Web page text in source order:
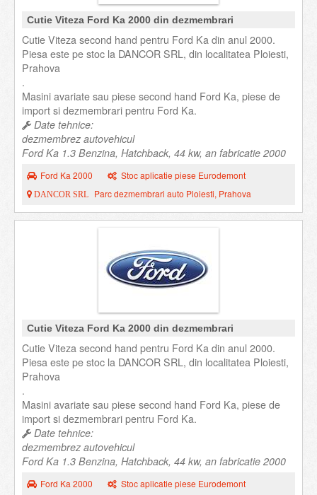
Cutie Viteza Ford Ka 2000 din dezmembrari
Cutie Viteza second hand pentru Ford Ka din anul 2000.
Piesa este pe stoc la DANCOR SRL, din localitatea Ploiesti,
Prahova
.
Masini avariate sau piese second hand Ford Ka, piese de
import si dezmembrari pentru Ford Ka.
Date tehnice:
dezmembrez autovehicul
Ford Ka 1.3 Benzina, Hatchback, 44 kw, an fabricatie 2000
Ford Ka 2000 Stoc aplicatie piese Eurodemont
DANCOR SRL Parc dezmembrari auto Ploiesti, Prahova
Cutie Viteza Ford Ka 2000 din dezmembrari
Cutie Viteza second hand pentru Ford Ka din anul 2000.
Piesa este pe stoc la DANCOR SRL, din localitatea Ploiesti,
Prahova
.
Masini avariate sau piese second hand Ford Ka, piese de
import si dezmembrari pentru Ford Ka.
Date tehnice:
dezmembrez autovehicul
Ford Ka 1.3 Benzina, Hatchback, 44 kw, an fabricatie 2000
Ford Ka 2000 Stoc aplicatie piese Eurodemont